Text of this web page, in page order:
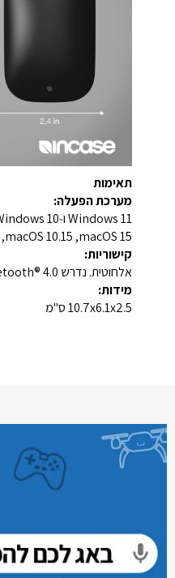
תאימות
מערכת הפעלה:
Windows 11 ו‑Windows 10
macOS 15, ‏macOS 10.15, ‏iPadOS 18
קישוריות:
אלחוטית. נדרש Bluetooth® 4.0 או גרסה מתקדמת יותר.
מידות:
10.7x6.1x2.5 ס"מ